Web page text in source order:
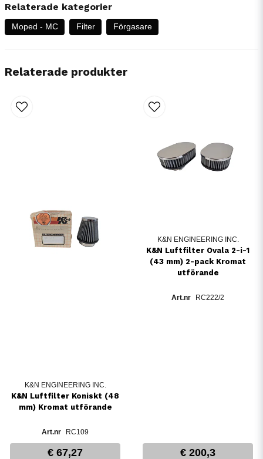
Relaterade kategorier
Moped - MC Filter Förgasare
Relaterade produkter
K&N ENGINEERING INC.
K&N Luftfilter Koniskt (48
mm) Kromat utförande
RC109
€ 67,27
K&N ENGINEERING INC.
K&N Luftfilter Ovala 2-i-1
(43 mm) 2-pack Kromat
utförande
RC222/2
€ 200,3